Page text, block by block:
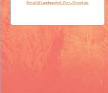
Email@Landgasthof-Zum-Grund.de